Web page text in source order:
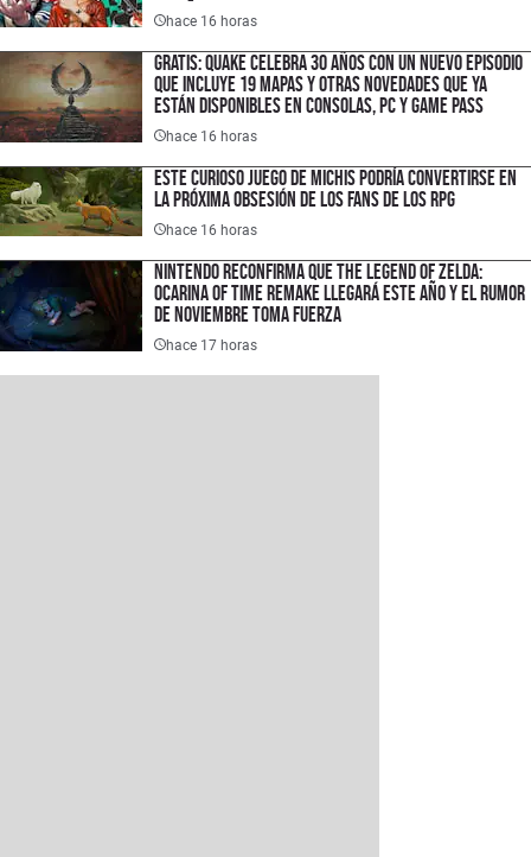
español
hace 16 horas
Gratis: Quake celebra 30 años con un nuevo episodio
que incluye 19 mapas y otras novedades que ya
están disponibles en consolas, PC y Game Pass
hace 16 horas
Este curioso juego de michis podría convertirse en
la próxima obsesión de los fans de los RPG
hace 16 horas
Nintendo reconfirma que The Legend of Zelda:
Ocarina of Time Remake llegará este año y el rumor
de noviembre toma fuerza
hace 17 horas